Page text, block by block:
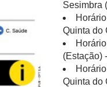
Sesimbra
Quinta do
(Estação)
Quinta do